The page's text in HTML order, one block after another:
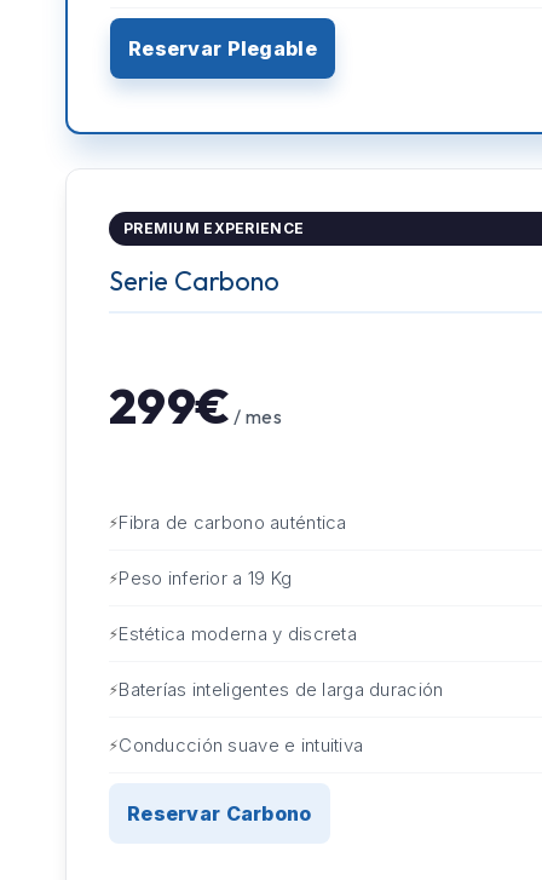
Reservar Plegable
PREMIUM EXPERIENCE
Serie Carbono
299€ / mes
Fibra de carbono auténtica
Peso inferior a 19 Kg
Estética moderna y discreta
Baterías inteligentes de larga duración
Conducción suave e intuitiva
Reservar Carbono